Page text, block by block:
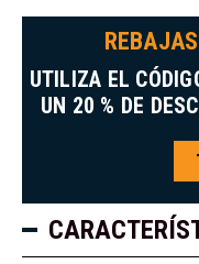
UTILIZA EL
UN 20 % DE